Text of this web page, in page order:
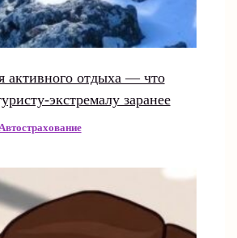
активного отдыха — что
экстремалу заранее